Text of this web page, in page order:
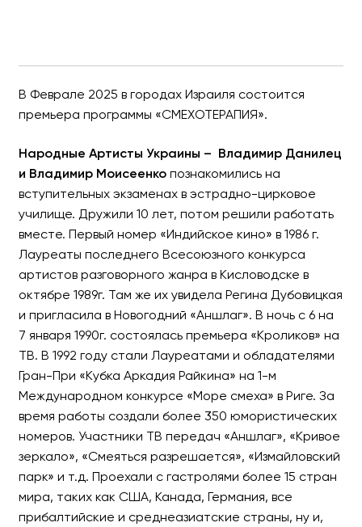
ВЛАДИМИР ДАНИЛЕЦ и
2025
Абсолютно новая
В Феврале 2025 в городах Израиля состоится
премьера программы «СМЕХОТЕРАПИЯ».
Народные Артисты Украины – Владимир Данилец
и Владимир Моисеенкопознакомились на
вступительных экзаменах в эстрадно-цирковое
училище. Дружили 10 лет, потом решили работать
вместе. Первый номер «Индийское кино» в 1986 г.
Лауреаты последнего Всесоюзного конкурса
артистов разговорного жанра в Кисловодске в
октябре 1989г. Там же их увидела Регина Дубовицкая
и пригласила в Новогодний «Аншлаг». В ночь с 6 на
7 января 1990г. состоялась премьера «Кроликов» на
ТВ. В 1992 году стали Лауреатами и обладателями
Гран-При «Кубка Аркадия Райкина» на 1-м
Международном конкурсе «Море смеха» в Риге. За
время работы создали более 350 юмористических
номеров. Участники ТВ передач «Аншлаг», «Кривое
зеркало», «Смеяться разрешается», «Измайловский
парк» и т.д. Проехали с гастролями более 15 стран
мира, таких как США, Канада, Германия, все
прибалтийские и среднеазиатские страны, ну и,